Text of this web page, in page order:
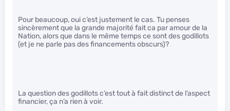
Pour beaucoup, oui c’est justement le cas. Tu penses
sincèrement que la grande majorité fait ca par amour de la
Nation, alors que dans le même temps ce sont des godillots
(et je ne parle pas des financements obscurs)?
La question des godillots c’est tout à fait distinct de l’aspect
financier, ça n’a rien à voir.